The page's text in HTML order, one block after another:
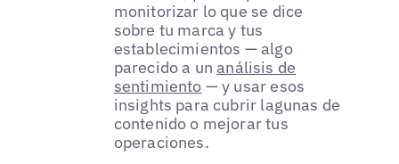
monitorizar lo que se dice
sobre tu marca y tus
establecimientos — algo
parecido a unanálisis de
sentimiento — y usar esos
insights para cubrir lagunas de
contenido o mejorar tus
operaciones.